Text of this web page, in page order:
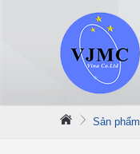
Sản phẩm